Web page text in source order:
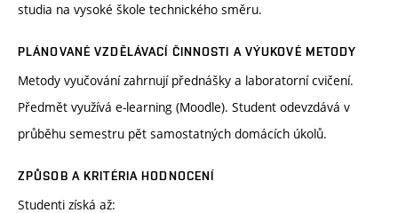
studia na vysoké škole technického směru.
PLÁNOVANÉ VZDĚLÁVACÍ ČINNOSTI A VÝUKOVÉ METODY
Metody vyučování zahrnují přednášky a laboratorní cvičení.
Předmět využívá e-learning (Moodle). Student odevzdává v
průběhu semestru pět samostatných domácích úkolů.
ZPŮSOB A KRITÉRIA HODNOCENÍ
Studenti získá až: